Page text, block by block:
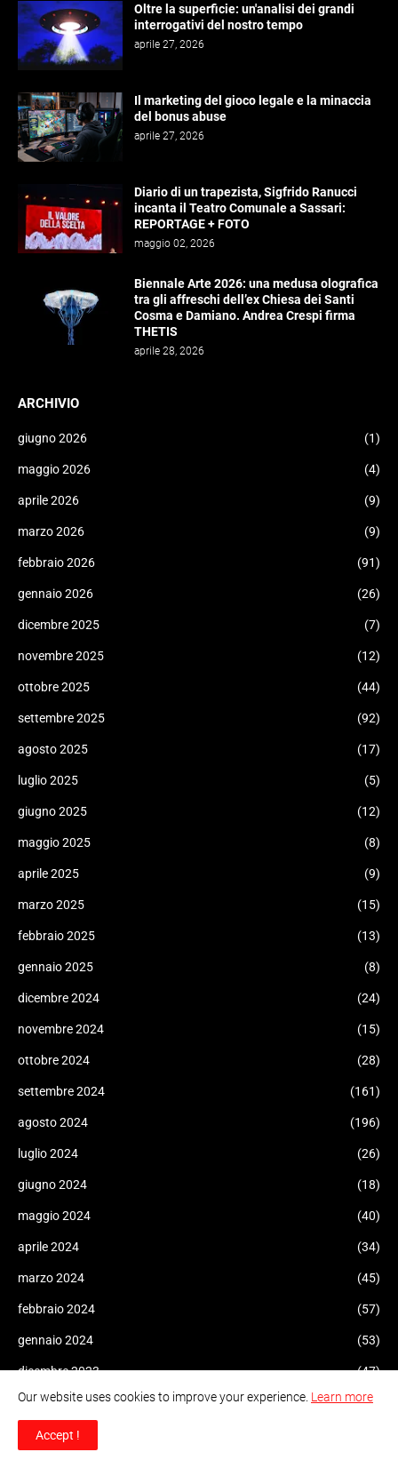
Oltre la superficie: un'analisi dei grandi
interrogativi del nostro tempo
aprile 27, 2026
Il marketing del gioco legale e la minaccia
del bonus abuse
aprile 27, 2026
Diario di un trapezista, Sigfrido Ranucci
incanta il Teatro Comunale a Sassari:
REPORTAGE + FOTO
maggio 02, 2026
Biennale Arte 2026: una medusa olografica
tra gli affreschi dell’ex Chiesa dei Santi
Cosma e Damiano. Andrea Crespi firma
THETIS
aprile 28, 2026
ARCHIVIO
giugno 2026 (1)
maggio 2026 (4)
aprile 2026 (9)
marzo 2026 (9)
febbraio 2026 (91)
gennaio 2026 (26)
dicembre 2025 (7)
novembre 2025 (12)
ottobre 2025 (44)
settembre 2025 (92)
agosto 2025 (17)
luglio 2025 (5)
giugno 2025 (12)
maggio 2025 (8)
aprile 2025 (9)
marzo 2025 (15)
febbraio 2025 (13)
gennaio 2025 (8)
dicembre 2024 (24)
novembre 2024 (15)
ottobre 2024 (28)
settembre 2024 (161)
agosto 2024 (196)
luglio 2024 (26)
giugno 2024 (18)
maggio 2024 (40)
aprile 2024 (34)
marzo 2024 (45)
febbraio 2024 (57)
gennaio 2024 (53)
dicembre 2023 (47)
novembre 2023 (42)
ottobre 2023
Our website uses cookies to improve your experience. Learn more
Accept !